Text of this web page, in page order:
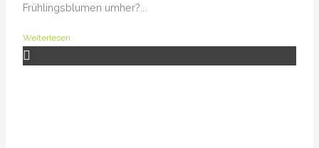
Frühlingsblumen umher?...
Weiterlesen